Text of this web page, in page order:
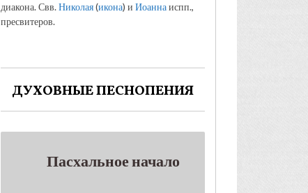
диакона. Свв.Николая(икона) и Иоаннаиспп.,
пресвитеров.
ДУХОВНЫЕ ПЕСНОПЕНИЯ
Пасхальное начало